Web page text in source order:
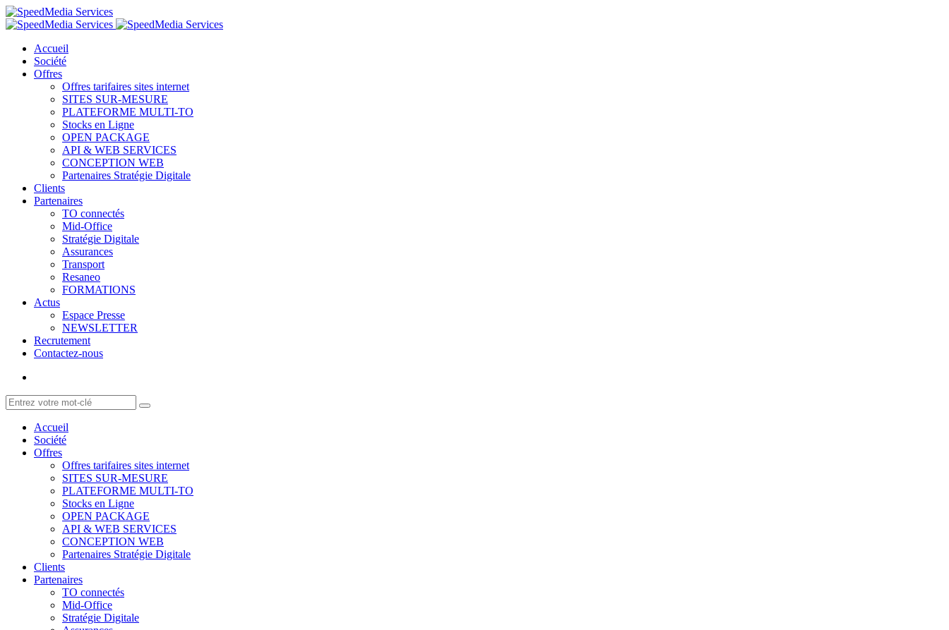
Accueil
Société
Offres
Offres tarifaires sites internet
SITES SUR-MESURE
PLATEFORME MULTI-TO
Stocks en Ligne
OPEN PACKAGE
API & WEB SERVICES
CONCEPTION WEB
Partenaires Stratégie Digitale
Clients
Partenaires
TO connectés
Mid-Office
Stratégie Digitale
Assurances
Transport
Resaneo
FORMATIONS
Actus
Espace Presse
NEWSLETTER
Recrutement
Contactez-nous
Accueil
Société
Offres
Offres tarifaires sites internet
SITES SUR-MESURE
PLATEFORME MULTI-TO
Stocks en Ligne
OPEN PACKAGE
API & WEB SERVICES
CONCEPTION WEB
Partenaires Stratégie Digitale
Clients
Partenaires
TO connectés
Mid-Office
Stratégie Digitale